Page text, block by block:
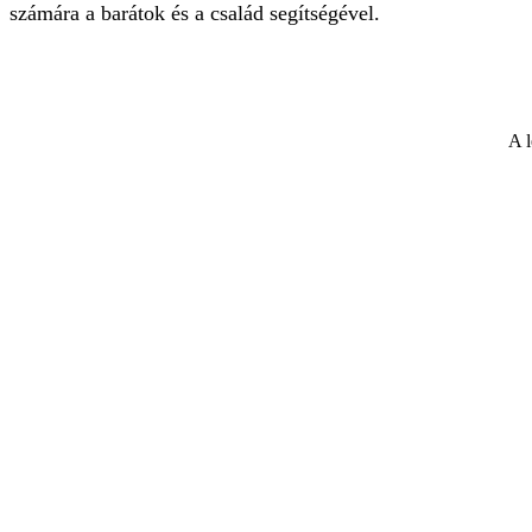
számára a barátok és a család segítségével.
A